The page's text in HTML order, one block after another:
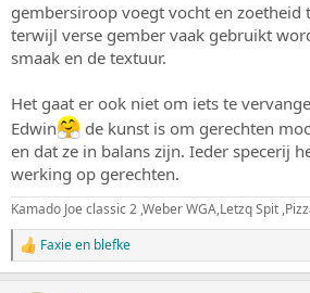
gembersiroop voegt vocht en zoetheid
terwijl verse gember vaak gebruikt
smaak en de textuur.
Het gaat er ook niet om iets te
Edwin
de kunst is om gerechten
en dat ze in balans zijn. Ieder specerij
werking op gerechten.
Kamado Joe classic 2 ,Weber WGA,Letzq Spit
W
a
Faxieen blefke